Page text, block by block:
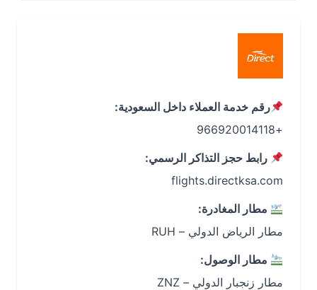
رقم خدمة العملاء داخل السعودية:
رابط حجز التذاكر الرسمي:
flights.directksa.com
مطار المغادرة:
مطار الرياض الدولي – RUH
مطار الوصول:
مطار زنجبار الدولي – ZNZ